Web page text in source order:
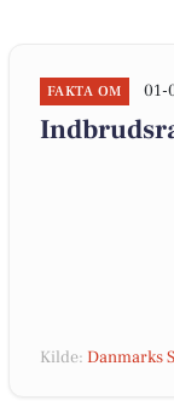
FAKTA OM 01-
Kilde: Danmarks